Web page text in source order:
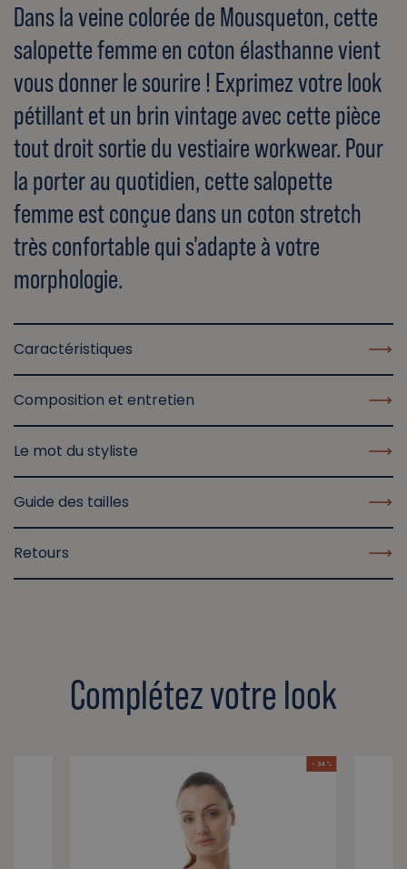
Dans la veine colorée de Mousqueton, cette
salopette femme en coton élasthanne vient
vous donner le sourire ! Exprimez votre look
pétillant et un brin vintage avec cette pièce
tout droit sortie du vestiaire workwear. Pour
la porter au quotidien, cette salopette
femme est conçue dans un coton stretch
très confortable qui s'adapte à votre
morphologie.
Caractéristiques
Composition et entretien
Le mot du styliste
Guide des tailles
Retours
Complétez votre look
- 34 %